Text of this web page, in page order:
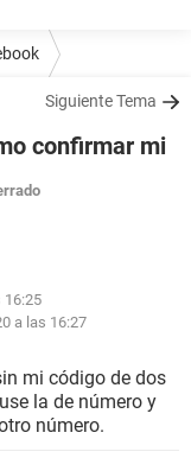
Siguiente Tema
confirmar mi
16:25
a las 16:27
mi código de dos
la de número y
número.